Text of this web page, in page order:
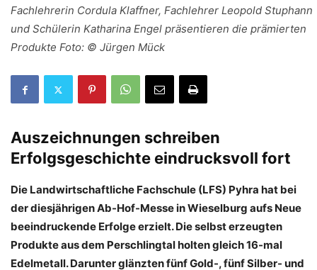
Fachlehrerin Cordula Klaffner, Fachlehrer Leopold Stuphann
und Schülerin Katharina Engel präsentieren die prämierten
Produkte Foto: © Jürgen Mück
Auszeichnungen schreiben
Erfolgsgeschichte eindrucksvoll fort
Die Landwirtschaftliche Fachschule (LFS) Pyhra hat bei
der diesjährigen Ab-Hof-Messe in Wieselburg aufs Neue
beeindruckende Erfolge erzielt. Die selbst erzeugten
Produkte aus dem Perschlingtal holten gleich 16-mal
Edelmetall. Darunter glänzten fünf Gold-, fünf Silber- und